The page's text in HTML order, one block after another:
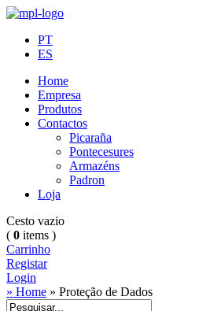
PT
ES
Home
Empresa
Produtos
Contactos
Picaraña
Pontecesures
Armazéns
Padron
Loja
Cesto vazio
( 0 items )
Carrinho
Registar
Login
» Home » Proteção de Dados